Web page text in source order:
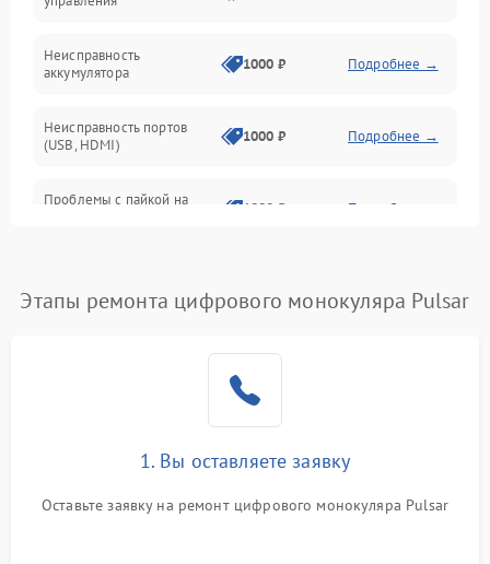
Неисправность
аккумулятора
1000 ₽ Подробнее →
Неисправность портов
(USB, HDMI)
1000 ₽ Подробнее →
Проблемы с пайкой на
1000 ₽ Подробнее →
500 ₽
1500 ₽
изображения
1000 ₽ Подробнее →
Этапы ремонта цифрового монокуляра Pulsar
1. Вы оставляете заявку
Оставьте заявку на ремонт цифрового монокуляра Pulsar